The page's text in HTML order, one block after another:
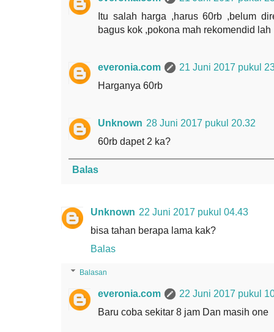
Itu salah harga ,harus 60rb ,belum
bagus kok ,pokona mah rekomendid lah
everonia.com
21 Juni 2017 pukul
Harganya 60rb
Unknown 28 Juni 2017 pukul 20.32
60rb dapet 2 ka?
Balas
Unknown 22 Juni 2017 pukul 04.43
bisa tahan berapa lama kak?
Balas
Balasan
everonia.com
22 Juni 2017 pukul
Baru coba sekitar 8 jam Dan masih one